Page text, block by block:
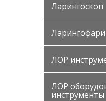
Ларингоскоп
ЛОР
ЛОР
инструменты